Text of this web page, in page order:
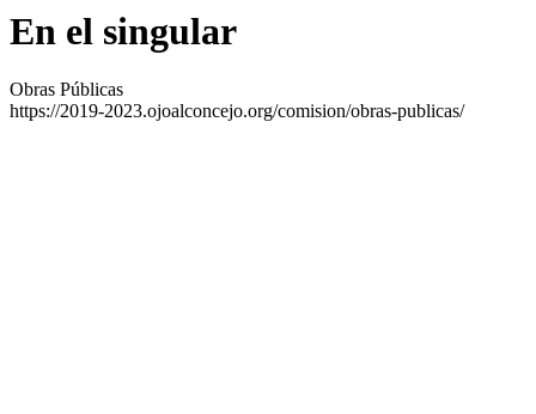
En el singular
Obras Públicas
https://2019-2023.ojoalconcejo.org/comision/obras-publicas/